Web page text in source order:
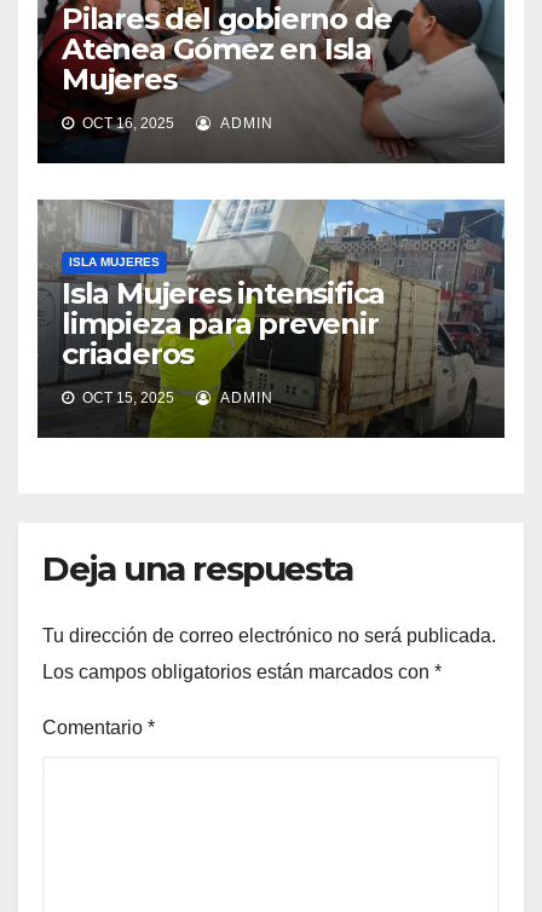
Pilares del gobierno de
Atenea Gómez en Isla
Mujeres
OCT 16, 2025 ADMIN
ISLA MUJERES
Isla Mujeres intensifica
limpieza para prevenir
criaderos
OCT 15, 2025 ADMIN
Deja una respuesta
Tu dirección de correo electrónico no será publicada.
Los campos obligatorios están marcados con *
Comentario *